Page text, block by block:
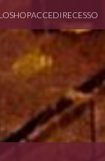
SHOPACCEDI RECESSO